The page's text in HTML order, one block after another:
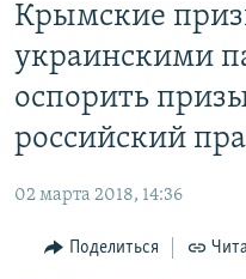
основному
содержанию
Вернутся
главной
Вернутся
поиску
СПЕЦПРОЕКТЫ
КАРТА ВОЕННЫХ ОБЪЕКТОВ
ВОДА
ИСТОРИЯ
ИНТЕРАКТИВ
ИНФОГРАФИКА
РАДІО СВОБОДА
КАК ОБОЙТИ
Крымские
украинскими
оспорить
российский
02 марта 2018, 14:36
Поделиться